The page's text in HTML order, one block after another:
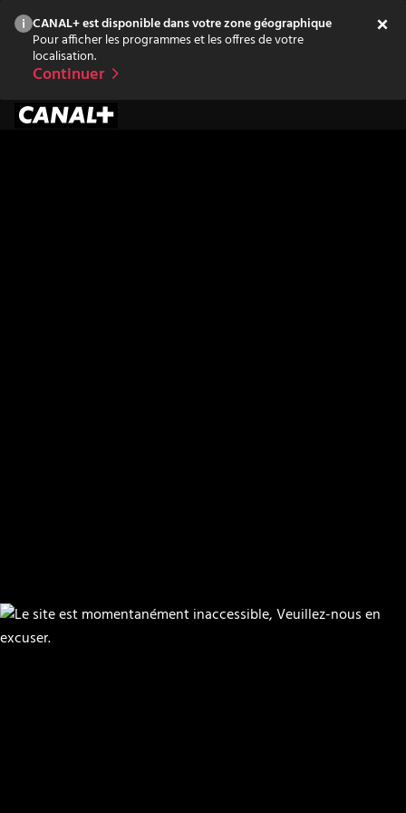
CANAL+ est disponible dans votre zone géographique
Pour afficher les programmes et les offres de votre
localisation.
Continuer